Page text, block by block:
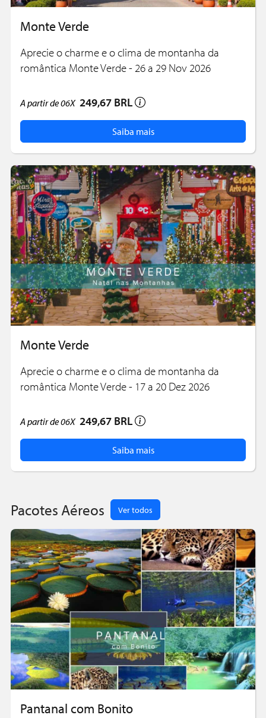
Monte Verde
Aprecie o charme e o clima de montanha da
romântica Monte Verde - 26 a 29 Nov 2026
A partir de06X 249,67 BRL
Saiba mais
Monte Verde
Aprecie o charme e o clima de montanha da
romântica Monte Verde - 17 a 20 Dez 2026
A partir de06X 249,67 BRL
Saiba mais
Pacotes Aéreos Ver todos
Pantanal com Bonito